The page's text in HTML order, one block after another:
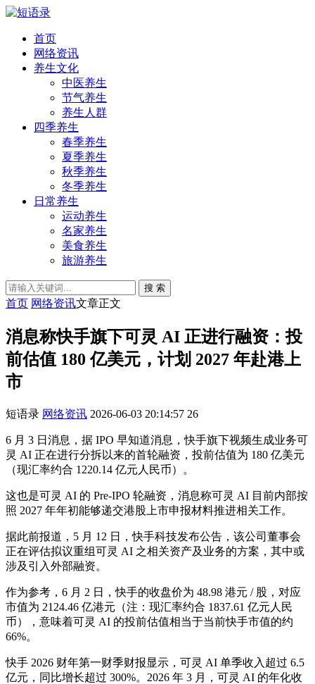
首页
网络资讯
养生文化
中医养生
节气养生
养生人群
四季养生
春季养生
夏季养生
秋季养生
冬季养生
日常养生
运动养生
名家养生
美食养生
旅游养生
搜 索
首页 网络资讯文章正文
消息称快手旗下可灵 AI 正进行融资：投
前估值 180 亿美元，计划 2027 年赴港上
市
短语录 网络资讯 2026-06-03 20:14:57 26
6 月 3 日消息，据 IPO 早知道消息，快手旗下视频生成业务可
灵 AI 正在进行分拆以来的首轮融资，投前估值为 180 亿美元
（现汇率约合 1220.14 亿元人民币）。
这也是可灵 AI 的 Pre-IPO 轮融资，消息称可灵 AI 目前内部按
照 2027 年年初能够递交港股上市申报材料推进相关工作。
据此前报道，5 月 12 日，快手科技发布公告，该公司董事会
正在评估拟议重组可灵 AI 之相关资产及业务的方案，其中或
涉及引入外部融资。
作为参考，6 月 2 日，快手的收盘价为 48.98 港元 / 股，对应
市值为 2124.46 亿港元（注：现汇率约合 1837.61 亿元人民
币），意味着可灵 AI 的投前估值相当于当前快手市值的约
66%。
快手 2026 财年第一财季财报显示，可灵 AI 单季收入超过 6.5
亿元，同比增长超过 300%。2026 年 3 月，可灵 AI 的年化收